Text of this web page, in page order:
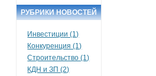
РУБРИКИ НОВОСТЕЙ
Инвестиции (1)
Конкуренция (1)
Строительство (1)
КДН и ЗП (2)